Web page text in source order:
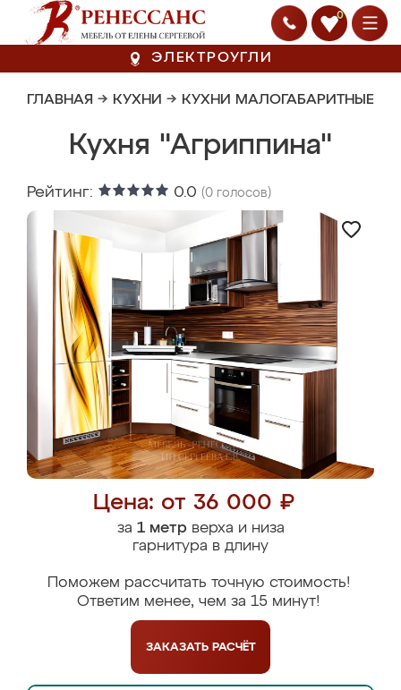
0
ЭЛЕКТРОУГЛИ
ГЛАВНАЯ → КУХНИ → КУХНИ МАЛОГАБАРИТНЫЕ
Кухня "Агриппина"
Рейтинг: 0.0 (0 голосов)
Цена: от 36 000 ₽
за 1 метрверха и низа
гарнитура в длину
Поможем рассчитать точную стоимость!
Ответим менее, чем за 15 минут!
ЗАКАЗАТЬ РАСЧЁТ